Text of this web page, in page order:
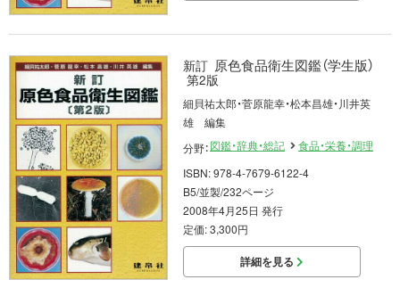
新訂 原色食品衛生図鑑（学生版）
第2版
細貝祐太郎・菅原龍幸・松本昌雄・川井英
雄 編集
分野：図鑑・辞典・総記
食品・栄養・調理
ISBN: 978-4-7679-6122-4
B5/並製/232ページ
2008年4月25日 発行
定価: 3,300円
詳細を見る